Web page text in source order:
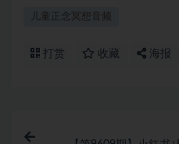
儿童正念冥想音频
打赏 收藏 海报